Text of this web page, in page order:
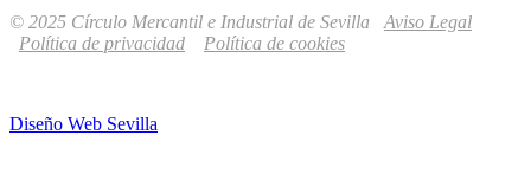
© 2025 Círculo Mercantil e Industrial de Sevilla Aviso Legal
Política de privacidad
Política de cookies
Diseño Web Sevilla